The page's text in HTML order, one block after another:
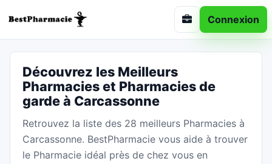
Connexion
Découvrez les Meilleurs
Pharmacies et Pharmacies de
garde à Carcassonne
Retrouvez la liste des 28 meilleurs Pharmacies à
Carcassonne. BestPharmacie vous aide à trouver
le Pharmacie idéal près de chez vous en